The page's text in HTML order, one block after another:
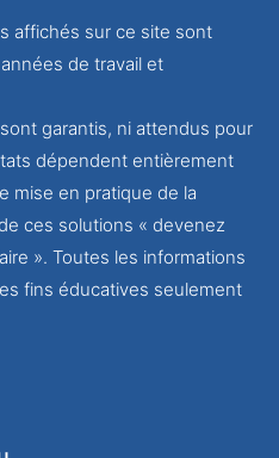
affichés sur ce site sont
de travail et
garantis, ni attendus pour
dépendent entièrement
mise en pratique de la
ces solutions « devenez
». Toutes les informations
fins éducatives seulement